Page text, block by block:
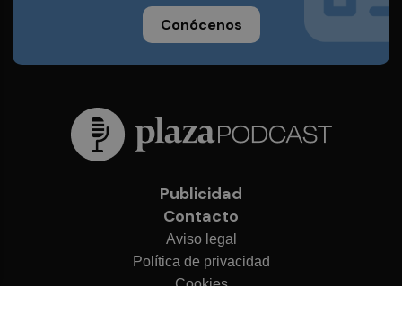
Conócenos
Publicidad
Contacto
Aviso legal
Política de privacidad
Cookies